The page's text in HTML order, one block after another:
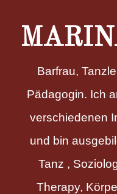
Barfrau,
Pädagogin. Ich
verschiedenen
und bin
Tanz ,
Therapy,